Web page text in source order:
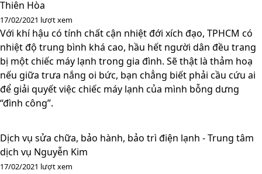
Thiên Hòa
17/02/2021 lượt xem
Với khí hậu có tính chất cận nhiệt đới xích đạo, TPHCM có
nhiệt độ trung bình khá cao, hầu hết người dân đều trang
bị một chiếc máy lạnh trong gia đình. Sẽ thật là thảm hoạ
nếu giữa trưa nắng oi bức, bạn chẳng biết phải cầu cứu ai
để giải quyết việc chiếc máy lạnh của mình bỗng dưng
“đình công”.
Dịch vụ sửa chữa, bảo hành, bảo trì điện lạnh - Trung tâm
dịch vụ Nguyễn Kim
17/02/2021 lượt xem